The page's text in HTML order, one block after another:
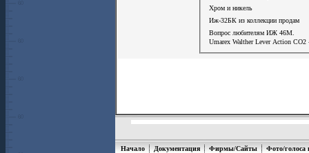
Хром и никель
Иж-32БК из коллекции продам
Вопрос любителям ИЖ 46М.
Umarex Walther Lever Action СО2
Начало Документация Фирмы/Сайты Фото/голоса